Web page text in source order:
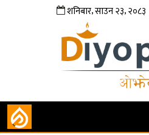
शनिबार,साउन२३,२०८३